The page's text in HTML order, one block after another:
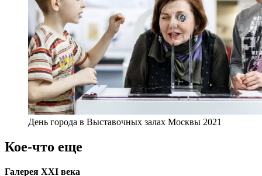
День города в Выставочных залах Москвы 2021
Кое-что еще
Галерея XXI века